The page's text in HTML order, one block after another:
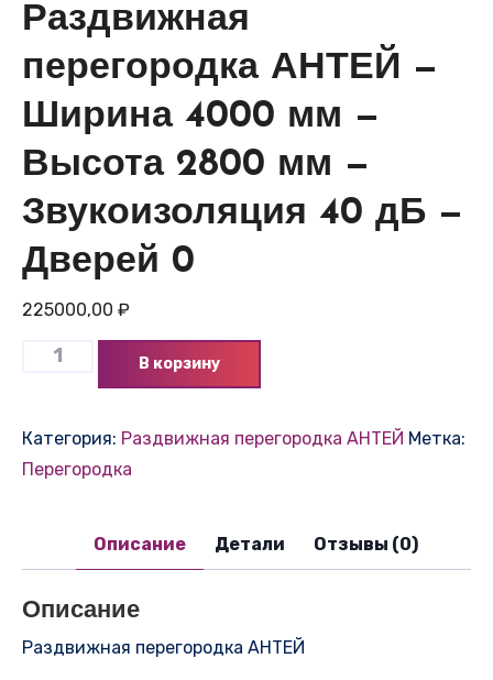
Раздвижная
перегородка АНТЕЙ —
Ширина 4000 мм —
Высота 2800 мм —
Звукоизоляция 40 дБ —
Дверей 0
225000,00 ₽
В корзину
Категория: Раздвижная перегородка АНТЕЙ Метка:
Перегородка
Описание Детали Отзывы (0)
Описание
Раздвижная перегородка АНТЕЙ